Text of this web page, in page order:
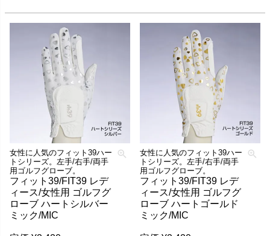
女性に人気のフィット39ハー
トシリーズ。左手/右手/両手
用ゴルフグローブ。
フィット39/FIT39 レデ
ィース/女性用 ゴルフグ
ローブ ハートシルバー
ミック/MIC
女性に人気のフィット39ハー
トシリーズ。左手/右手/両手
用ゴルフグローブ。
フィット39/FIT39 レデ
ィース/女性用 ゴルフグ
ローブ ハートゴールド
ミック/MIC